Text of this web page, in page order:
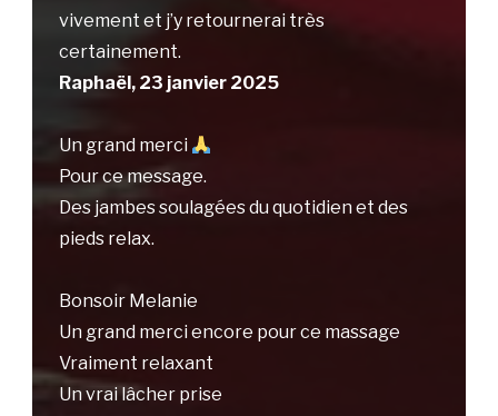
vivement et j’y retournerai très
certainement.
Raphaël, 23 janvier 2025
Un grand merci
Pour ce message.
Des jambes soulagées du quotidien et des
pieds relax.
Bonsoir Melanie
Un grand merci encore pour ce massage
Vraiment relaxant
Un vrai lâcher prise